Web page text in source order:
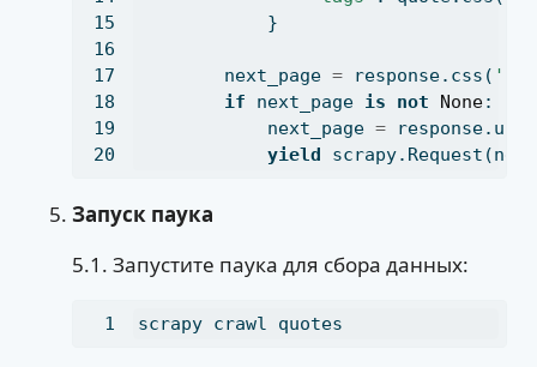
            }
        next_page
= response.css(
if next_page is not None:
            next_page
=
yield
Запуск паука
5.1. Запустите паука для сбора данных:
scrapy crawl quotes